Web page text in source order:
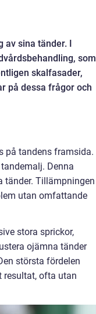
av sina tänder. I
som
skalfasader,
på dessa frågor och
på tandens framsida.
Denna
tänder. Tillämpningen
utan omfattande
stora sprickor,
ojämna tänder
största fördelen
resultat, ofta utan